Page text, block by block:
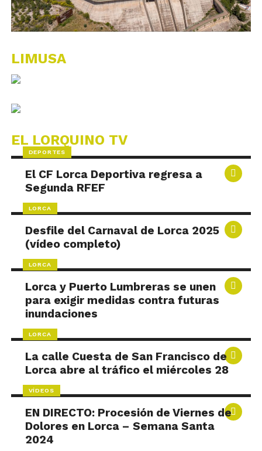
LIMUSA
EL LORQUINO TV
DEPORTES
El CF Lorca Deportiva regresa a
Segunda RFEF
LORCA
Desfile del Carnaval de Lorca 2025
(vídeo completo)
LORCA
Lorca y Puerto Lumbreras se unen
para exigir medidas contra futuras
inundaciones
LORCA
La calle Cuesta de San Francisco de
Lorca abre al tráfico el miércoles 28
VÍDEOS
EN DIRECTO: Procesión de Viernes de
Dolores en Lorca – Semana Santa
2024